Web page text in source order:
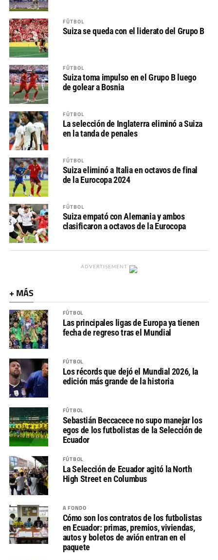
FÚTBOL
Suiza se queda con el liderato del Grupo B
FÚTBOL
Suiza toma impulso en el Grupo B luego
de golear a Bosnia
FÚTBOL
La selección de Inglaterra eliminó a Suiza
en la tanda de penales
FÚTBOL
Suiza eliminó a Italia en octavos de final
de la Eurocopa 2024
FÚTBOL
Suiza empató con Alemania y ambos
clasificaron a octavos de la Eurocopa
ADVERTISEMENT
+ MÁS
FÚTBOL
Las principales ligas de Europa ya tienen
fecha de regreso tras el Mundial
FÚTBOL
Los récords que dejó el Mundial 2026, la
edición más grande de la historia
FÚTBOL
Sebastián Beccacece no supo manejar los
egos de los futbolistas de la Selección de
Ecuador
FÚTBOL
La Selección de Ecuador agitó la North
High Street en Columbus
A FONDO
Cómo son los contratos de los futbolistas
en Ecuador: primas, premios, viviendas,
autos y boletos de avión entran en el
paquete